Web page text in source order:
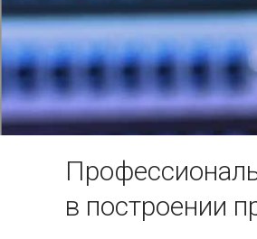
в построении